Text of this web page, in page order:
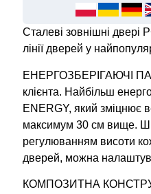
Сталеві зовнішні двері
лінії дверей у
ЕНЕРГОЗБЕРІГАЮЧІ
клієнта. Найбільш
ENERGY, який зміцнює
максимум 30 см вище.
регулюванням висоти
дверей, можна
КОМПОЗИТНА